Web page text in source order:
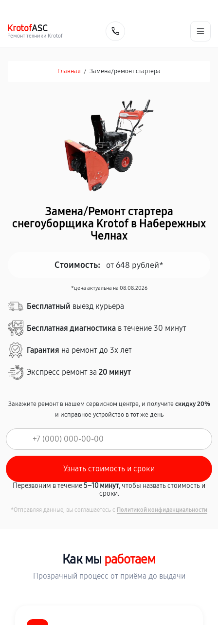
KrotofASC
Ремонт техники Krotof
Главная / Замена/pемонт стартера
Замена/Pемонт стартера
снегоуборщика Krotof в Набережных
Челнах
Стоимость: от 648 рублей*
*цена актуальна на 08.08.2026
Бесплатный выезд курьера
Бесплатная диагностика в течение 30 минут
Гарантия на ремонт до 3х лет
Экспресс ремонт за 20 минут
Закажите ремонт в нашем сервисном центре, и получитескидку 20%
и исправное устройство в тот же день
Перезвоним в течение5–10 минут, чтобы назвать стоимость и
сроки.
*Отправляя данные, вы соглашаетесь с Политикой конфиденциальности
Как мы работаем
Прозрачный процесс от приёма до выдачи